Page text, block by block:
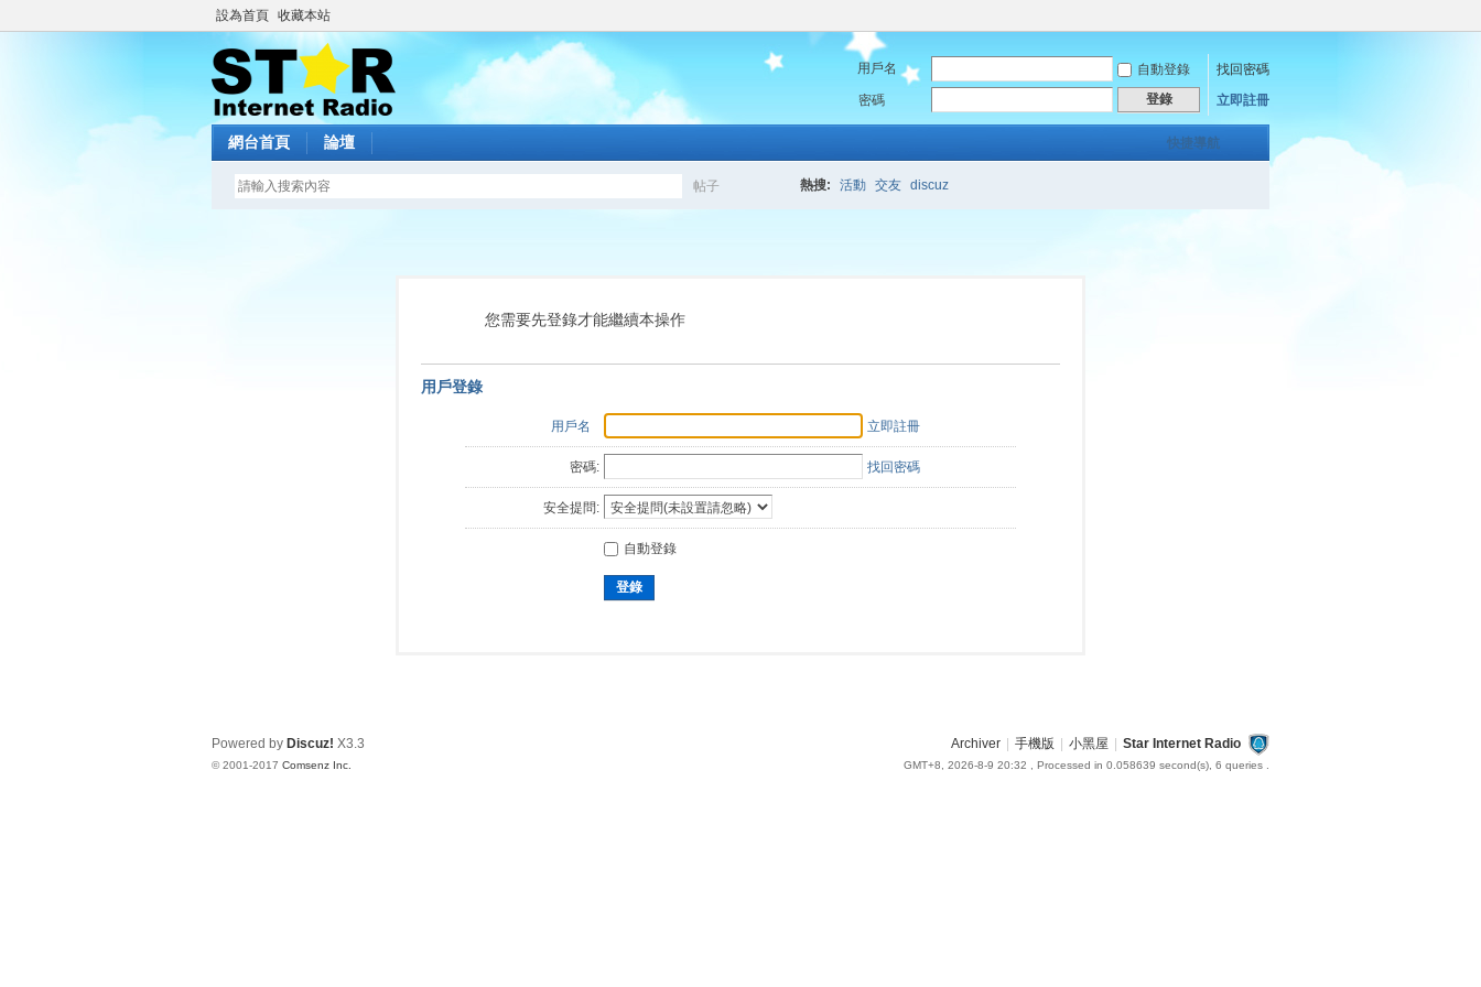
設為首頁 收藏本站
用戶名 自動登錄
找回密碼
密碼
登錄 立即註冊
快捷導航
網台首頁 論壇
帖子 熱搜: 活動 交友 discuz
您需要先登錄才能繼續本操作
用戶登錄
用戶名 立即註冊
密碼: 找回密碼
安全提問:
自動登錄
登錄
Archiver 手機版 小黑屋 Star Internet Radio
GMT+8, 2026-8-9 20:32 , Processed in 0.058639 second(s), 6 queries .
Powered by Discuz! X3.3
© 2001-2017 Comsenz Inc.